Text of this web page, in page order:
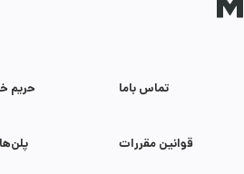
حریم تماس با‌ما
قوانین مقررات